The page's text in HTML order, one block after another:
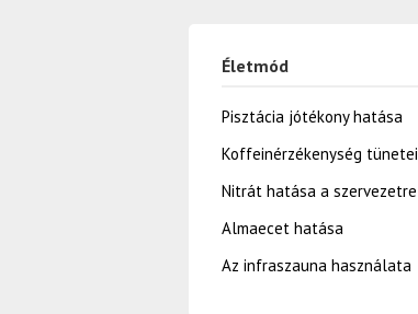
Életmód
Pisztácia jótékony hatása
Koffeinérzékenység tünetei
Nitrát hatása a szervezetre
Almaecet hatása
Az infraszauna használata